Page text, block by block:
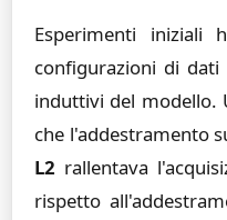
Esperimenti iniziali
configurazioni di
induttivi del modello.
che l'addestramento
L2 rallentava
rispetto